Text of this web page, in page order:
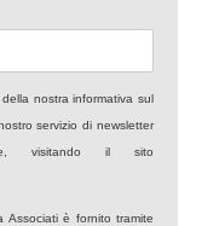
nostra informativa sul
servizio di newsletter
visitando il sito
Associati è fornito tramite